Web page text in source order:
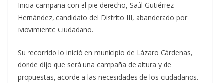
Inicia campaña con el pie derecho, Saúl Gutiérrez
Hernández, candidato del Distrito III, abanderado por
Movimiento Ciudadano.
Su recorrido lo inició en municipio de Lázaro Cárdenas,
donde dijo que será una campaña de altura y de
propuestas, acorde a las necesidades de los ciudadanos.